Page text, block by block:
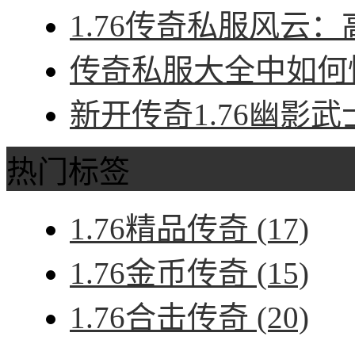
1.76传奇私服风云
传奇私服大全中如
新开传奇1.76幽影
热门标签
1.76精品传奇 (17)
1.76金币传奇 (15)
1.76合击传奇 (20)